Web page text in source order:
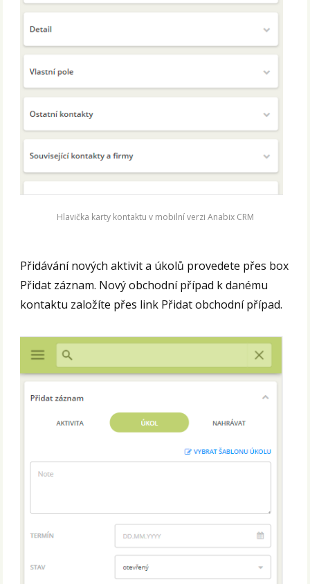
Hlavička karty kontaktu v mobilní verzi Anabix CRM
Přidávání nových aktivit a úkolů provedete přes box
Přidat záznam. Nový obchodní případ k danému
kontaktu založíte přes link Přidat obchodní případ.